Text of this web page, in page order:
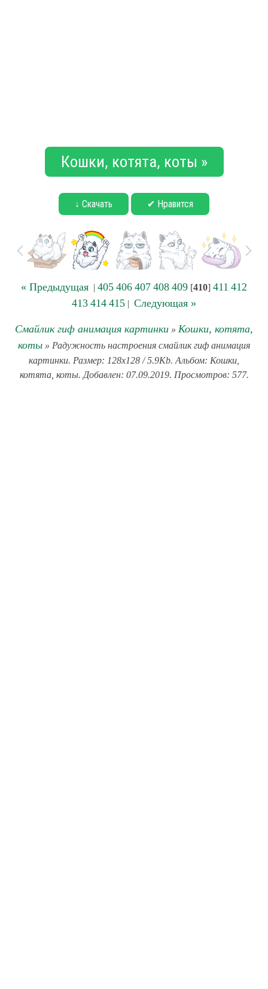
Кошки, котята, коты »
↓ Скачать ✔ Нравится
« Предыдущая | 405 406 407 408 409 [410] 411 412
413 414 415 | Следующая »
Смайлик гиф анимация картинки » Кошки, котята,
коты » Радужность настроения смайлик гиф анимация
картинки. Размер: 128x128 / 5.9Kb. Альбом: Кошки,
котята, коты. Добавлен: 07.09.2019. Просмотров: 577.